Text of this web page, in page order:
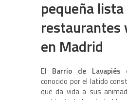
pequeña
restaurantes
en Madrid
El Barrio de Lavapiés
conocido por el latido
que da vida a sus